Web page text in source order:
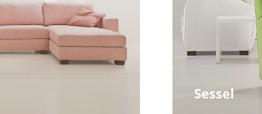
Sessel